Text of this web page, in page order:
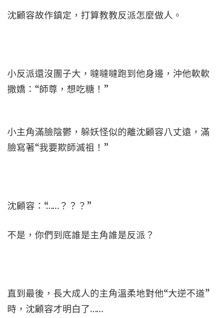
沈顧容故作鎮定，打算教教反派怎麼做人。
小反派還沒團子大，噠噠噠跑到他身邊，沖他軟軟
撒嬌：“師尊，想吃糖！”
小主角滿臉陰鬱，躲妖怪似的離沈顧容八丈遠，滿
臉寫著“我要欺師滅祖！”
沈顧容：“……？？？”
不是，你們到底誰是主角誰是反派？
直到最後，長大成人的主角溫柔地對他“大逆不道”
時，沈顧容才明白了……